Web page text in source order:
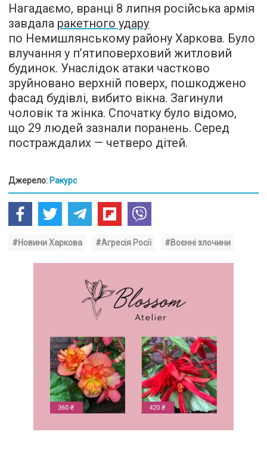
Нагадаємо, вранці 8 липня російська армія
завдала ракетного удару
по Немишлянському району Харкова. Було
влучання у п’ятиповерховий житловий
будинок. Унаслідок атаки частково
зруйновано верхній поверх, пошкоджено
фасад будівлі, вибито вікна. Загинули
чоловік та жінка. Спочатку було відомо,
що 29 людей зазнали поранень. Серед
постраждалих — четверо дітей.
Джерело: Ракурс
#Новини Харкова #Агресія Росії #Воєнні злочини